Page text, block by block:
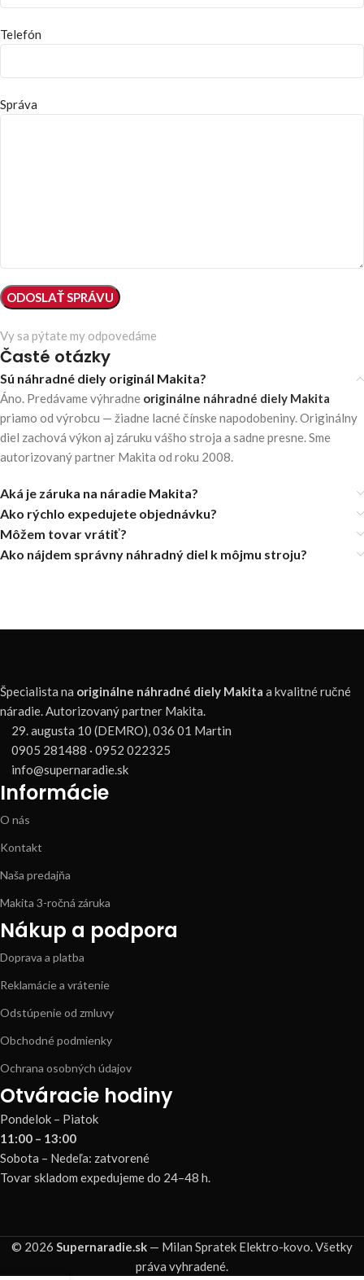
Vy sa pýtate my odpovedáme
Časté otázky
Sú náhradné diely originál Makita?
Áno. Predávame výhradne originálne náhradné diely Makita
priamo od výrobcu — žiadne lacné čínske napodobeniny. Originálny
diel zachová výkon aj záruku vášho stroja a sadne presne. Sme
autorizovaný partner Makita od roku 2008.
Aká je záruka na náradie Makita?
Ako rýchlo expedujete objednávku?
Môžem tovar vrátiť?
Ako nájdem správny náhradný diel k môjmu stroju?
Telefón
Správa
Špecialista na originálne náhradné diely Makita a kvalitné ručné
náradie. Autorizovaný partner Makita.
29. augusta 10 (DEMRO), 036 01 Martin
0905 281488 · 0952 022325
info@supernaradie.sk
Informácie
O nás
Kontakt
Naša predajňa
Makita 3-ročná záruka
Nákup a podpora
Doprava a platba
Reklamácie a vrátenie
Odstúpenie od zmluvy
Obchodné podmienky
Ochrana osobných údajov
Otváracie hodiny
Pondelok – Piatok
11:00 – 13:00
Sobota – Nedeľa: zatvorené
Tovar skladom expedujeme do 24–48 h.
© 2026 Supernaradie.sk — Milan Spratek Elektro-kovo. Všetky
práva vyhradené.